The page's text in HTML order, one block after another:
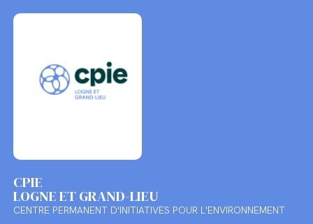
CPIE
LOGNE ET GRAND-LIEU
CENTRE PERMANENT D'INITIATIVES POUR L'ENVIRONNEMENT